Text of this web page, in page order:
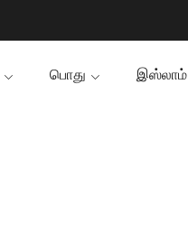
பொது இஸ்லாம்